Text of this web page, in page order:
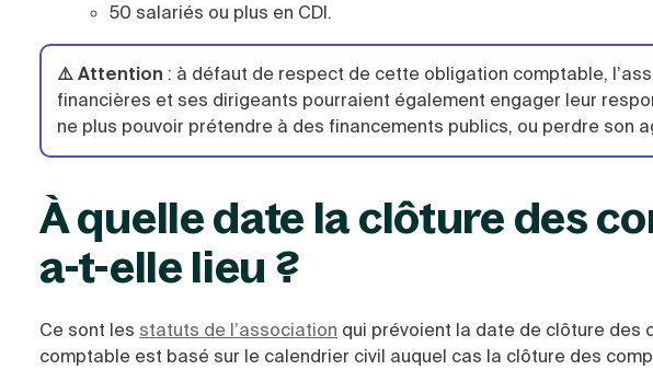
50 salariés ou plus en CDI.
⚠️ Attention : à défaut de respect de cette obligation comptable,
financières et ses dirigeants pourraient également engager leur
ne plus pouvoir prétendre à des financements publics, ou perdre son
À quelle date la clôture des
a-t-elle lieu ?
Ce sont les statuts de l’association qui prévoient la date de clôture des
comptable est basé sur le calendrier civil auquel cas la clôture des